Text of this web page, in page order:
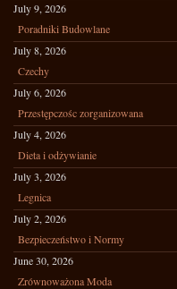
July 9, 2026
Poradniki Budowlane
July 8, 2026
Czechy
July 6, 2026
Przestępczośc zorganizowana
July 4, 2026
Dieta i odżywianie
July 3, 2026
Legnica
July 2, 2026
Bezpieczeństwo i Normy
June 30, 2026
Zrównoważona Moda